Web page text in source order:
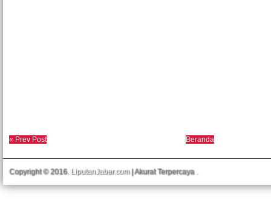
« Prev Post Beranda
Copyright © 2016. LiputanJabar.com| Akurat Terpercaya